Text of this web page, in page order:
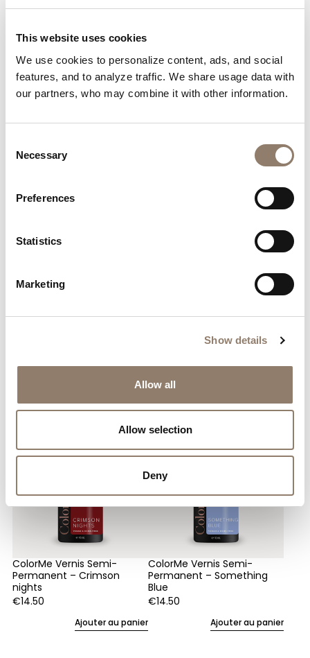
This website uses cookies
We use cookies to personalize content, ads, and social
features, and to analyze traffic. We share usage data with
our partners, who may combine it with other information.
Selection
Necessary
Preferences
Statistics
Marketing
Show details
Allow all
Allow selection
Deny
communauté.
Vous aimerez peut-être aussi…
ColorMe Vernis Semi-
Permanent – Crimson
nights
€14.50
Ajouter au panier
ColorMe Vernis Semi-
Permanent – Something
Blue
€14.50
Ajouter au panier